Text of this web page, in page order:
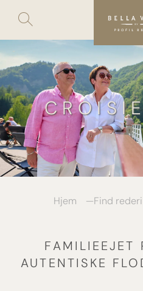
Skip
content
Toggle
search
Hjem Find rederi
FAMILIEEJET
AUTENTISKE